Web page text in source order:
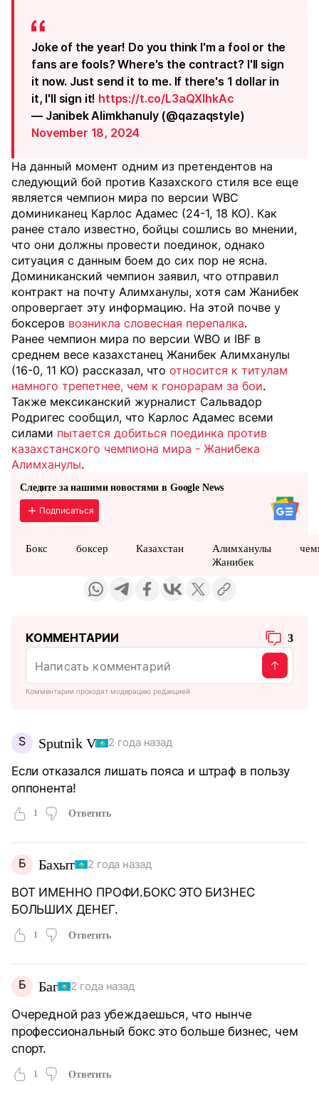
Joke of the year! Do you think I'm a fool or the
fans are fools? Where's the contract? I'll sign
it now. Just send it to me. If there's 1 dollar in
it, I'll sign it! https://t.co/L3aQXIhkAc
— Janibek Alimkhanuly (@qazaqstyle)
November 18, 2024
На данный момент одним из претендентов на
следующий бой против Казахского стиля все еще
является чемпион мира по версии WBC
доминиканец Карлос Адамес (24-1, 18 КО). Как
ранее стало известно, бойцы сошлись во мнении,
что они должны провести поединок, однако
ситуация с данным боем до сих пор не ясна.
Доминиканский чемпион заявил, что отправил
контракт на почту Алимханулы, хотя сам Жанибек
опровергает эту информацию. На этой почве у
боксеров возникла словесная перепалка.
Ранее чемпион мира по версии WBO и IBF в
среднем весе казахстанец Жанибек Алимханулы
(16-0, 11 KO) рассказал, что относится к титулам
намного трепетнее, чем к гонорарам за бои.
Также мексиканский журналист Сальвадор
Родригес сообщил, что Карлос Адамес всеми
силами пытается добиться поединка против
казахстанского чемпиона мира - Жанибека
Алимханулы.
Следите за нашими новостями в Google News
Подписаться
Бокс боксер Казахстан
Алимханулы
Жанибек
КОММЕНТАРИИ 3
Комментарии проходят модерацию редакцией
S Sputnik V 2 года назад
Если отказался лишать пояса и штраф в пользу
оппонента!
1 Ответить
Б Бахыт 2 года назад
ВОТ ИМЕННО ПРОФИ.БОКС ЭТО БИЗНЕС
БОЛЬШИХ ДЕНЕГ.
1 Ответить
Б Баг 2 года назад
Очередной раз убеждаешься, что нынче
профессиональный бокс это больше бизнес, чем
спорт.
1 Ответить